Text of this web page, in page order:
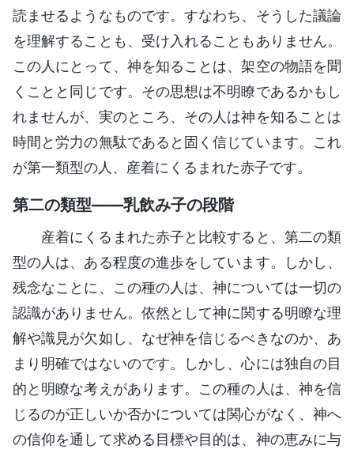
読ませるようなものです。すなわち、そうした議論
を理解することも、受け入れることもありません。
この人にとって、神を知ることは、架空の物語を聞
くことと同じです。その思想は不明瞭であるかもし
れませんが、実のところ、その人は神を知ることは
時間と労力の無駄であると固く信じています。これ
が第一類型の人、産着にくるまれた赤子です。
第二の類型――乳飲み子の段階
産着にくるまれた赤子と比較すると、第二の類
型の人は、ある程度の進歩をしています。しかし、
残念なことに、この種の人は、神については一切の
認識がありません。依然として神に関する明瞭な理
解や識見が欠如し、なぜ神を信じるべきなのか、あ
まり明確ではないのです。しかし、心には独自の目
的と明瞭な考えがあります。この種の人は、神を信
じるのが正しいか否かについては関心がなく、神へ
の信仰を通して求める目標や目的は、神の恵みに与